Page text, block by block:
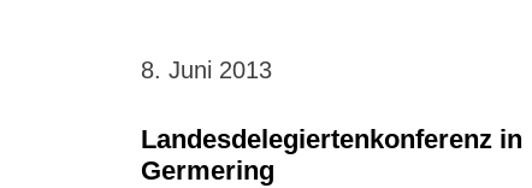
8. Juni 2013
Landesdelegiertenkonferenz in
Germering